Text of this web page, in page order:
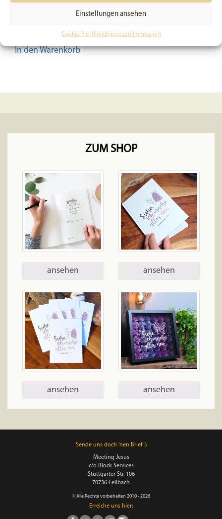
Einstellungen ansehen
Cookie-RichtlinieImpressum Impressum
In den Warenkorb
ZUM SHOP
ansehen ansehen
ansehen ansehen
Sende uns doch 'nen Brief :)
Meeting Jesus
c/o Block Services
Stuttgarter Str. 106
70736 Fellbach
© Alle Rechte vorbehalten 2010 - 2026
Erreiche uns hier: